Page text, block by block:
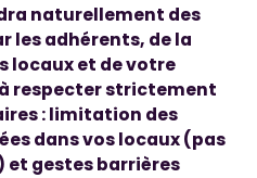
naturellement des
les adhérents, de la
locaux et de votre
respecter strictement
: limitation des
dans vos locaux (pas
et gestes barrières